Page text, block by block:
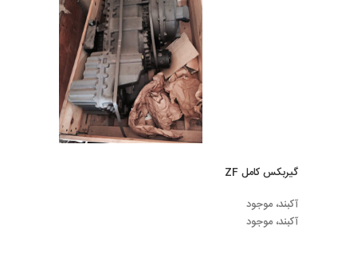
گیربکس کامل ZF
آکبند، موجود
آکبند، موجود